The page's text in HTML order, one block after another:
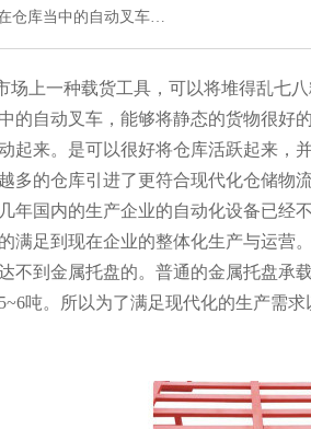
仓库当中的自动叉车…
一种载货工具，可以将堆得乱七八
自动叉车，能够将静态的货物很好的
来。是可以很好将仓库活跃起来
越多的仓库引进了更符合现代化仓储物
年国内的生产企业的自动化设备已经不
足到现在企业的整体化生产与运营
达不到金属托盘的。普通的金属托盘
吨。所以为了满足现代化的生产需